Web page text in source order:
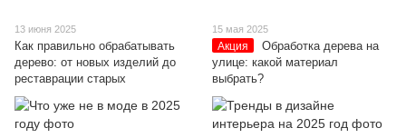
13 июня 2025
Как правильно обрабатывать
дерево: от новых изделий до
реставрации старых
15 мая 2025
Акция
Обработка дерева на
улице: какой материал
выбрать?